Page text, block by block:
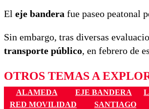
El eje bandera fue paseo peatonal
Sin embargo, tras diversas
transporte público, en febrero de
OTROS TEMAS A
ALAMEDA EJE BANDERA
RED MOVILIDAD
SANTIAGO